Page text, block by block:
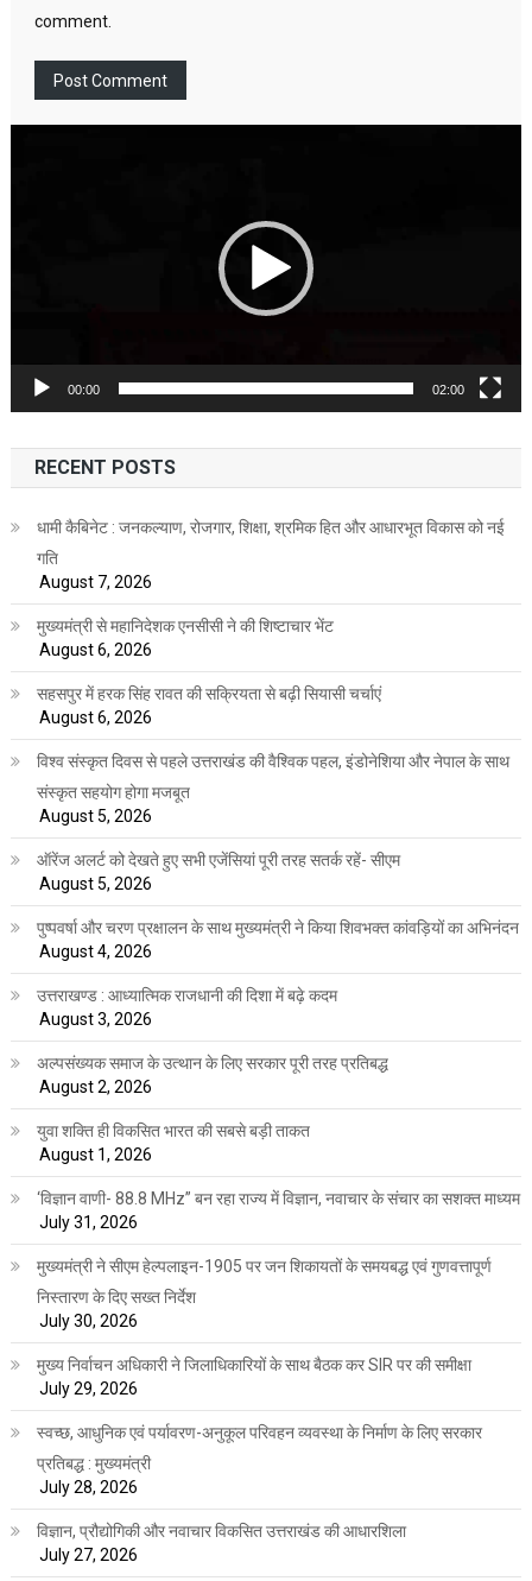
comment.
00:00 02:00
RECENT POSTS
धामी कैबिनेट : जनकल्याण, रोजगार, शिक्षा, श्रमिक हित और आधारभूत विकास को नई
गति
August 7, 2026
मुख्यमंत्री से महानिदेशक एनसीसी ने की शिष्टाचार भेंट
August 6, 2026
सहसपुर में हरक सिंह रावत की सक्रियता से बढ़ी सियासी चर्चाएं
August 6, 2026
विश्व संस्कृत दिवस से पहले उत्तराखंड की वैश्विक पहल, इंडोनेशिया और नेपाल के साथ
संस्कृत सहयोग होगा मजबूत
August 5, 2026
ऑरेंज अलर्ट को देखते हुए सभी एजेंसियां पूरी तरह सतर्क रहें- सीएम
August 5, 2026
पुष्पवर्षा और चरण प्रक्षालन के साथ मुख्यमंत्री ने किया शिवभक्त कांवड़ियों का अभिनंदन
August 4, 2026
उत्तराखण्ड : आध्यात्मिक राजधानी की दिशा में बढ़े कदम
August 3, 2026
अल्पसंख्यक समाज के उत्थान के लिए सरकार पूरी तरह प्रतिबद्ध
August 2, 2026
युवा शक्ति ही विकसित भारत की सबसे बड़ी ताकत
August 1, 2026
‘विज्ञान वाणी- 88.8 MHz” बन रहा राज्य में विज्ञान, नवाचार के संचार का सशक्त माध्यम
July 31, 2026
मुख्यमंत्री ने सीएम हेल्पलाइन-1905 पर जन शिकायतों के समयबद्ध एवं गुणवत्तापूर्ण
निस्तारण के दिए सख्त निर्देश
July 30, 2026
मुख्य निर्वाचन अधिकारी ने जिलाधिकारियों के साथ बैठक कर SIR पर की समीक्षा
July 29, 2026
स्वच्छ, आधुनिक एवं पर्यावरण-अनुकूल परिवहन व्यवस्था के निर्माण के लिए सरकार
प्रतिबद्ध : मुख्यमंत्री
July 28, 2026
विज्ञान, प्रौद्योगिकी और नवाचार विकसित उत्तराखंड की आधारशिला
July 27, 2026